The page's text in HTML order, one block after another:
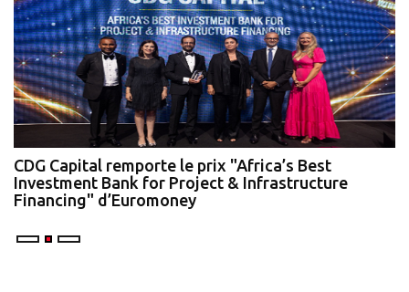
CDG Capital remporte le prix "Africa’s Best
Investment Bank for Project & Infrastructure
Financing" d’Euromoney